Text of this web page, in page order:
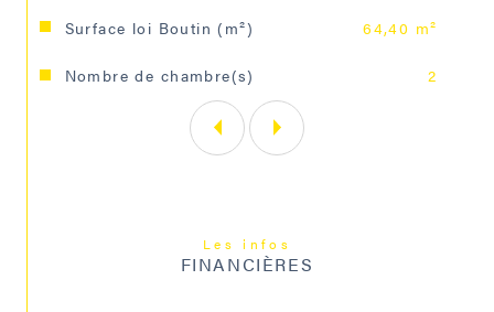
Surface loi Boutin (m²) 64,40 m²
Nombre de chambre(s) 2
Les infos
FINANCIÈRES